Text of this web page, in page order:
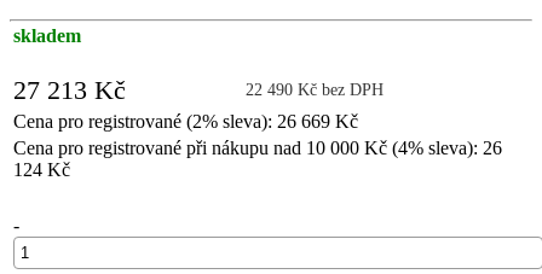
skladem
27 213 Kč 22 490 Kč bez DPH
Cena pro registrované (2% sleva): 26 669 Kč
Cena pro registrované při nákupu nad 10 000 Kč (4% sleva): 26
124 Kč
-